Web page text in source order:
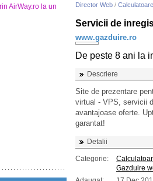
AirWay.ro la un
Director Web /
Servicii de
www.gazduire.ro
De peste 8 ani la
Descriere
Site de prezentare
virtual - VPS, servicii
avantajoase oferte.
garantat!
Detalii
Categorie:
Gazduire